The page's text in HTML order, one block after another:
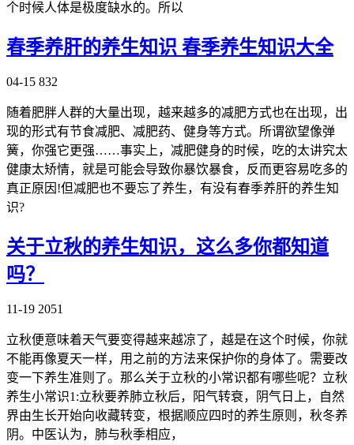
个时候人体是极度缺水的。所以
春季养肝的养生知识 春季养生知识大全
04-15 832
随着肥胖人群的大量出现，越来越多的减肥方式也在出现，出
现的形式有节食减肥、减肥药、健身等方式。所谓欲望像弹
簧，你强它更强……事实上，减肥健身的时候，吃的太讲究太
健康太矫情，就是可能会导致你暴饮暴食，反而更容易吃多的
真正原因!但减肥也不要忘了养生，有没有春季养肝的养生知
识?
关于立秋的养生知识，这么多你都知道
吗？
11-19 2051
立秋便意味着天气要变得越来越凉了，越是在这个时候，你就
不能再像夏天一样，用之前的方法来保护你的身体了。需要改
变一下养生准则了。那么关于立秋的小常识都有哪些呢？立秋
养生小常识1:立秋要养肺立秋后，阳气转衰，阴气日上，自然
界由生长开始向收藏转变，根据顺应四时的养生原则，秋冬养
阴。中医认为，肺与秋季相应，